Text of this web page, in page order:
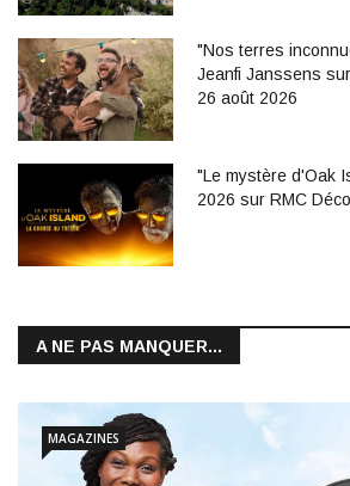
"Nos terres
Jeanfi Janssens
26 août 2026
"Le mystère d'Oak
2026 sur RMC
A NE PAS MANQUER...
MAGAZINES